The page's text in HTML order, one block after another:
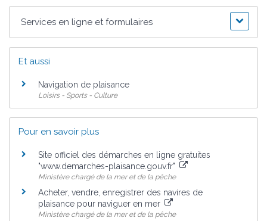
Services en ligne et formulaires
Et aussi
Navigation de plaisance
Loisirs - Sports - Culture
Pour en savoir plus
Site officiel des démarches en ligne gratuites
"www.demarches-plaisance.gouv.fr"
Ministère chargé de la mer et de la pêche
Acheter, vendre, enregistrer des navires de
plaisance pour naviguer en mer
Ministère chargé de la mer et de la pêche